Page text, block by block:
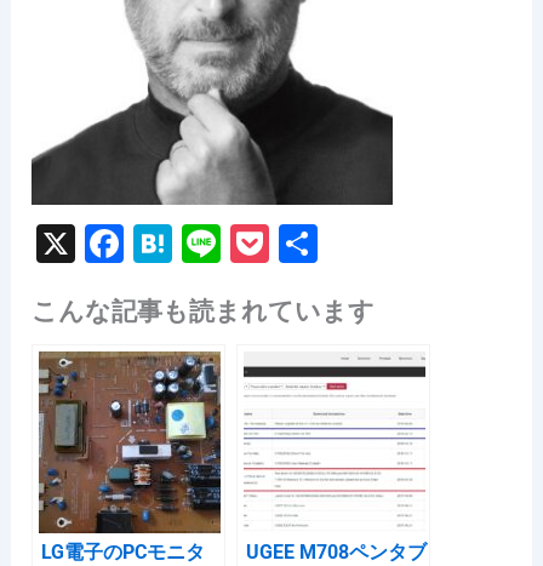
X
F
c
e
b
o
o
k
H
e
n
a
Li
e
P
c
k
et
こんな記事も読まれています
LG電子のPCモニタ
UGEE M708ペンタブ